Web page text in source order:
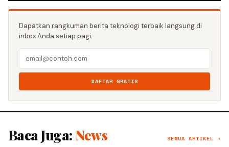
Dapatkan rangkuman berita teknologi terbaik langsung di
inbox Anda setiap pagi.
DAFTAR GRATIS
Baca Juga: News SEMUA ARTIKEL →